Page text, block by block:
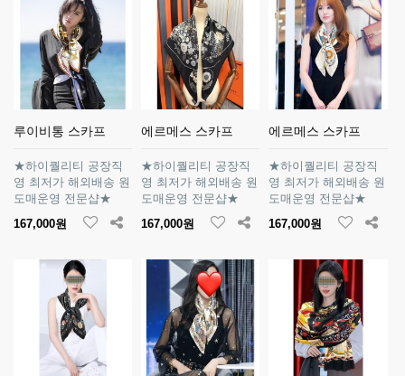
루이비통 스카프
★하이퀄리티 공장직
영 최저가 해외배송 원
도매운영 전문샵★
167,000원
에르메스 스카프
★하이퀄리티 공장직
영 최저가 해외배송 원
도매운영 전문샵★
167,000원
에르메스 스카프
★하이퀄리티 공장직
영 최저가 해외배송 원
도매운영 전문샵★
167,000원